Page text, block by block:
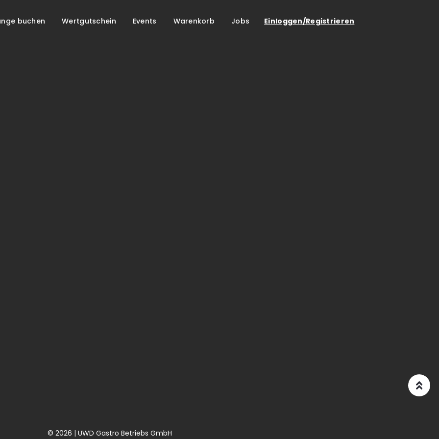
Einloggen/Registrieren
buchen Wertgutschein Events Warenkorb Jobs
© 2026 | UWD Gastro Betriebs GmbH